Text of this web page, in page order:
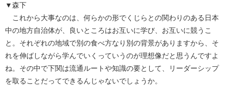
▼森下
これから大事なのは、何らかの形でくじらとの関わりのある日本
中の地方自治体が、良いところはお互いに学び、お互いに競うこ
と。それぞれの地域で別の食べ方なり別の背景がありますから、そ
れを伸ばしながら学んでいくっていうのが理想像だと思うんですよ
ね。その中で下関は流通ルートや知識の要として、リーダーシップ
を取ることだってできるんじゃないでしょうか。